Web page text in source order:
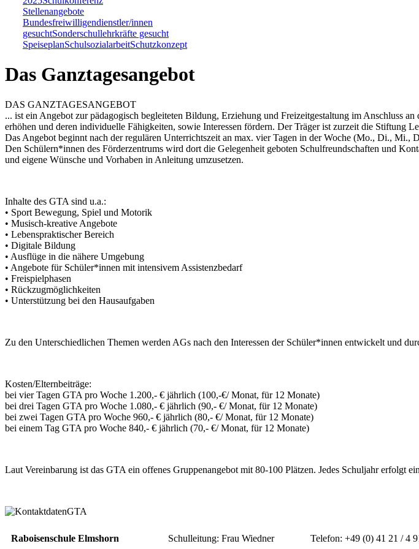
Stellenangebote
Bundesfreiwilligendienstler/innen
gesuchtSonderschullehrkräfte gesucht
SpeiseplanSchulsozialarbeitSchutzkonzept
Das Ganztagesangebot
DAS GANZTAGESANGEBOT
... ist ein Angebot zur pädagogisch begleiteten Bildung, Erziehung und Freizeitgestaltung im Anschluss
erhöhen und deren individuelle Fähigkeiten, sowie Interessen fördern. Der Träger ist zurzeit die Stiftung
Das Angebot beginnt nach der regulären Unterrichtszeit an max. vier Tagen in der Woche (Mo., Di., Mi.,
Den Schülern*innen des Förderzentrums wird dort die Gelegenheit geboten Schulfreundschaften und
und eigene Wünsche und Vorhaben in Anleitung umzusetzen.
Inhalte des GTA sind u.a.:
• Sport Bewegung, Spiel und Motorik
• Musisch-kreative Angebote
• Lebenspraktischer Bereich
• Digitale Bildung
• Ausflüge in die nähere Umgebung
• Angebote für Schüler*innen mit intensivem Assistenzbedarf
• Freispielphasen
• Rückzugmöglichkeiten
• Unterstützung bei den Hausaufgaben
Zu den Unterschiedlichen Themen werden AGs nach den Interessen der Schüler*innen entwickelt und
Kosten/Elternbeiträge:
bei vier Tagen GTA pro Woche 1.200,- € jährlich (100,-€/ Monat, für 12 Monate)
bei drei Tagen GTA pro Woche 1.080,- € jährlich (90,- €/ Monat, für 12 Monate)
bei zwei Tagen GTA pro Woche 960,- € jährlich (80,- €/ Monat, für 12 Monate)
bei einem Tag GTA pro Woche 840,- € jährlich (70,- €/ Monat, für 12 Monate)
Laut Vereinbarung ist das GTA ein offenes Gruppenangebot mit 80-100 Plätzen. Jedes Schuljahr erfolgt
Raboisenschule Elmshorn Schulleitung: Frau Wiedner Telefon: +49 (0) 41 21 / 4